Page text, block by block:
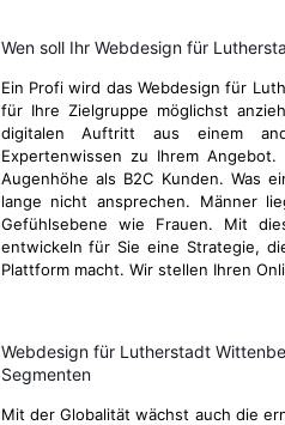
Wen soll Ihr Webdesign für
Ein Profi wird das Webdesign für
für Ihre Zielgruppe möglichst
digitalen Auftritt aus einem
Expertenwissen zu Ihrem
Augenhöhe als B2C Kunden. Was
lange nicht ansprechen. Männer
Gefühlsebene wie Frauen. Mit
entwickeln für Sie eine Strategie,
Plattform macht. Wir stellen Ihren
Webdesign für Lutherstadt
Segmenten
Mit der Globalität wächst auch die